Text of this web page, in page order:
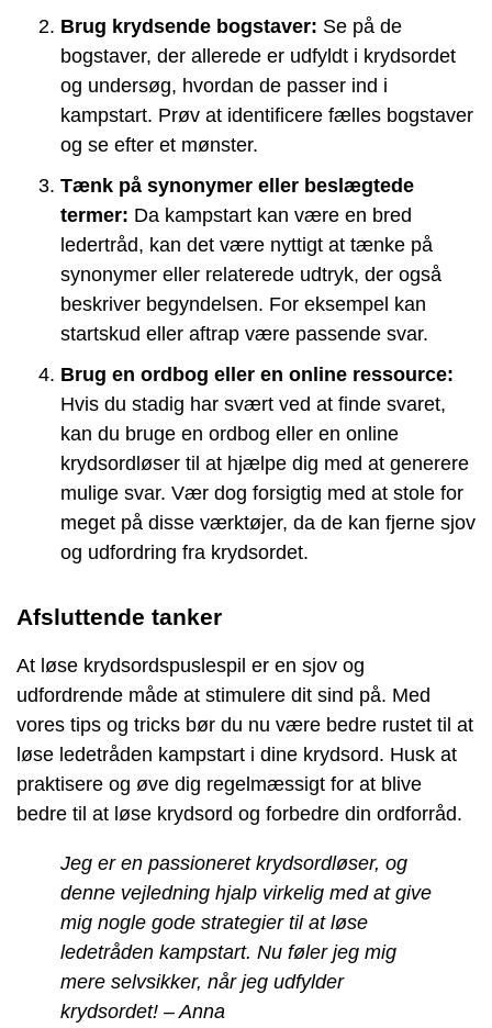
Brug krydsende bogstaver: Se på de
bogstaver, der allerede er udfyldt i krydsordet
og undersøg, hvordan de passer ind i
kampstart. Prøv at identificere fælles bogstaver
og se efter et mønster.
Tænk på synonymer eller beslægtede
termer: Da kampstart kan være en bred
ledertråd, kan det være nyttigt at tænke på
synonymer eller relaterede udtryk, der også
beskriver begyndelsen. For eksempel kan
startskud eller aftrap være passende svar.
Brug en ordbog eller en online ressource:
Hvis du stadig har svært ved at finde svaret,
kan du bruge en ordbog eller en online
krydsordløser til at hjælpe dig med at generere
mulige svar. Vær dog forsigtig med at stole for
meget på disse værktøjer, da de kan fjerne sjov
og udfordring fra krydsordet.
Afsluttende tanker
At løse krydsordspuslespil er en sjov og
udfordrende måde at stimulere dit sind på. Med
vores tips og tricks bør du nu være bedre rustet til at
løse ledetråden kampstart i dine krydsord. Husk at
praktisere og øve dig regelmæssigt for at blive
bedre til at løse krydsord og forbedre din ordforråd.
Jeg er en passioneret krydsordløser, og
denne vejledning hjalp virkelig med at give
mig nogle gode strategier til at løse
ledetråden kampstart. Nu føler jeg mig
mere selvsikker, når jeg udfylder
krydsordet! – Anna